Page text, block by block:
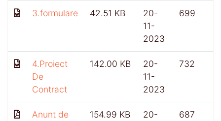
3.formulare 42.51 KB
20-
11-
2023
699
4.Proiect
De
Contract
142.00 KB
20-
11-
2023
732
Anunt de
154.99 KB
20-
687